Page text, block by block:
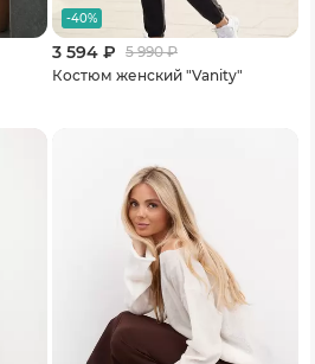
-40%
3 594 ₽ 5 990₽
Костюм женский "Vanity"